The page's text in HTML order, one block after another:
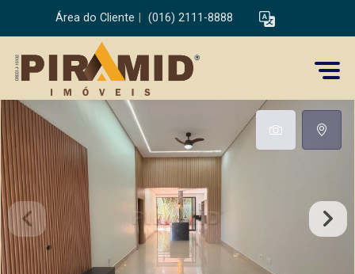
Área do Cliente (016) 2111-8888